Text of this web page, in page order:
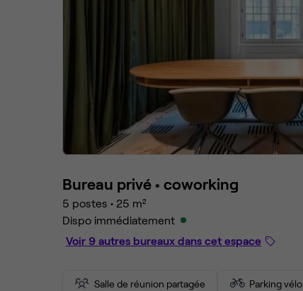
Bureau privé • coworking
5 postes • 25 m²
Dispo immédiatement
Voir 9 autres bureaux dans cet espace
Salle de réunion partagée Parking vélo